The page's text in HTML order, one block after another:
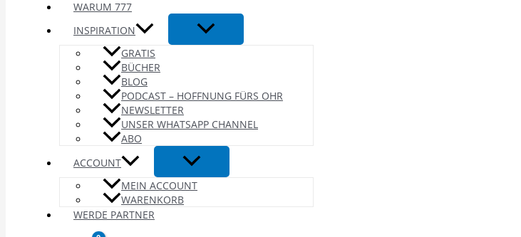
WARUM 777
INSPIRATION
GRATIS
BÜCHER
BLOG
PODCAST – HOFFNUNG FÜRS OHR
NEWSLETTER
UNSER WHATSAPP CHANNEL
ABO
ACCOUNT
MEIN ACCOUNT
WARENKORB
WERDE PARTNER